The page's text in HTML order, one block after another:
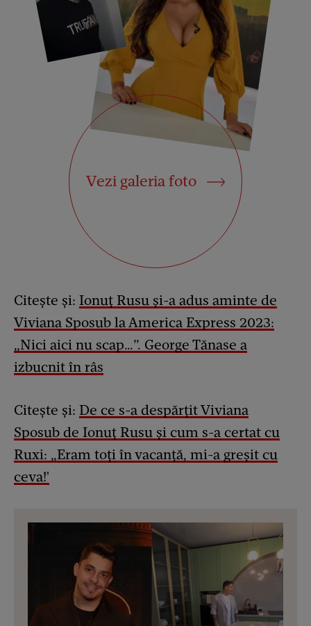
Vezi galeria foto
Citește și: Ionuț Rusu și-a adus aminte de
Viviana Sposub la America Express 2023:
„Nici aici nu scap…”. George Tănase a
izbucnit în râs
Citește și: De ce s-a despărțit Viviana
Sposub de Ionuț Rusu și cum s-a certat cu
Ruxi: „Eram toți în vacanță, mi-a greșit cu
ceva!'